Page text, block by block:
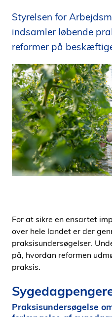
p
å
s
d
e
n
Styrelsen for
indsamler løbende
reformer på
For at sikre en ensartet
over hele landet er der
praksisundersøgelser.
på, hvordan reformen
praksis.
Praksisundersøgelse